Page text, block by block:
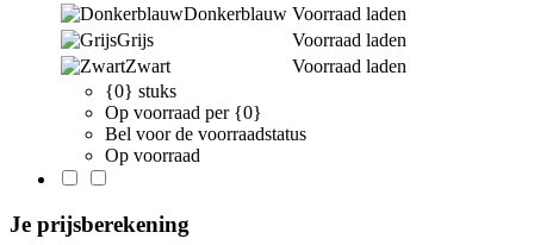
Donkerblauw Voorraad laden
Grijs
Voorraad laden
Zwart
Voorraad laden
{0} stuks
Op voorraad per {0}
Bel voor de voorraadstatus
Op voorraad
Je prijsberekening